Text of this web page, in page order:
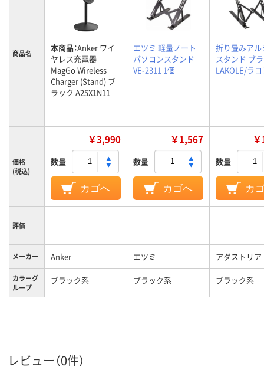
商品名 本商品：Anker ワイ
ヤレス充電器
MagGo Wireless
Charger (Stand) ブ
ラック A25X1N11
エツミ 軽量ノート
パソコンスタンド
VE-2311 1個
折り畳みアル
スタンド ブ
LAKOLE/ラ
価格
(税込)
￥3,990
数量
カゴへ
￥1,567
数量
カゴへ
数量
カ
評価
メーカー Anker エツミ アダストリア
カラーグ
ループ
ブラック系 ブラック系 ブラック系
後)
レビュー（0件）